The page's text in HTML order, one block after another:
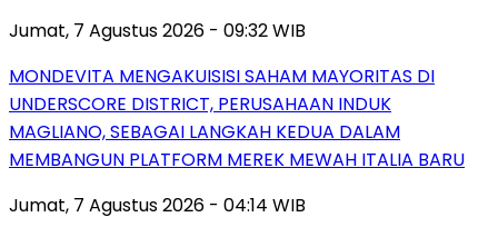
Jumat, 7 Agustus 2026 - 09:32 WIB
MONDEVITA MENGAKUISISI SAHAM MAYORITAS DI
UNDERSCORE DISTRICT, PERUSAHAAN INDUK
MAGLIANO, SEBAGAI LANGKAH KEDUA DALAM
MEMBANGUN PLATFORM MEREK MEWAH ITALIA BARU
Jumat, 7 Agustus 2026 - 04:14 WIB